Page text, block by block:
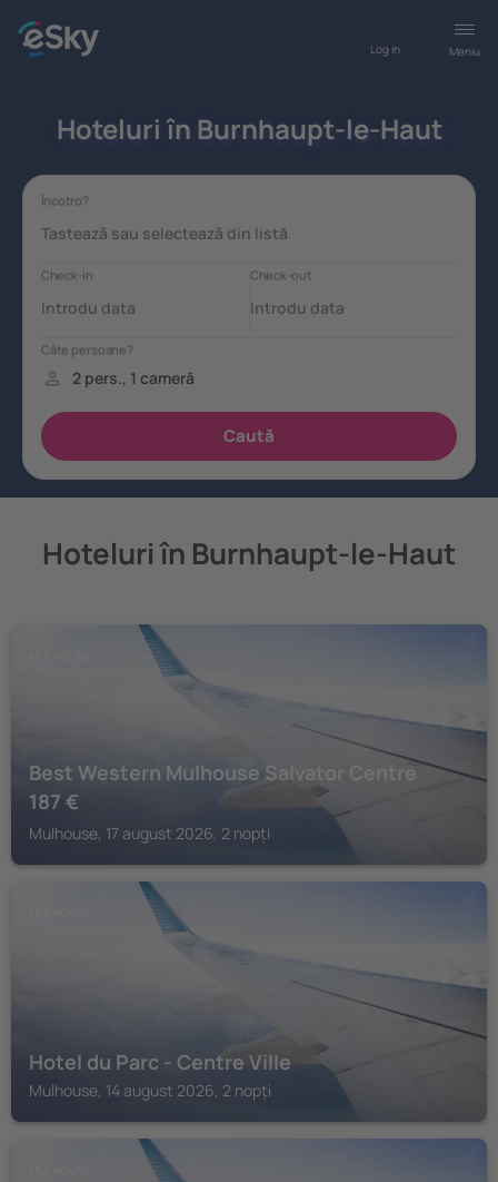
Meniu
Log in
Hoteluri în Burnhaupt-le-Haut
Hoteluri în Burnhaupt-le-Haut
Best Western Mulhouse Salvator Centre
187 €
Mulhouse, 17 august 2026, 2 nopți
Hotel du Parc - Centre Ville
Mulhouse, 14 august 2026, 2 nopți